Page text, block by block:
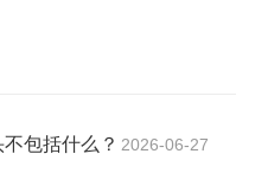
包括什么？ 2026-06-27